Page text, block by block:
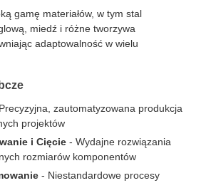
gamę materiałów, w tym stal
miedź i różne tworzywa
adaptowalność w wielu
zautomatyzowana produkcja
projektów
i Cięcie - Wydajne rozwiązania
rozmiarów komponentów
- Niestandardowe procesy